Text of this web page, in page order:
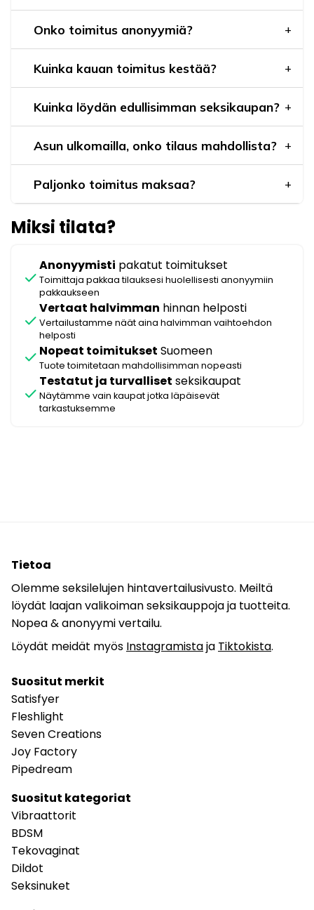
Onko toimitus anonyymiä?
Kuinka kauan toimitus kestää?
Kuinka löydän edullisimman seksikaupan?
Asun ulkomailla, onko tilaus mahdollista?
Paljonko toimitus maksaa?
Miksi tilata?
check
Anonyymisti pakatut toimitukset
Toimittaja pakkaa tilauksesi huolellisesti anonyymiin
pakkaukseen
check
Vertaat halvimman hinnan helposti
Vertailustamme näät aina halvimman vaihtoehdon
helposti
check Nopeat toimitukset Suomeen
Tuote toimitetaan mahdollisimman nopeasti
check
Testatut ja turvalliset seksikaupat
Näytämme vain kaupat jotka läpäisevät
tarkastuksemme
Tietoa
Olemme seksilelujen hintavertailusivusto. Meiltä
löydät laajan valikoiman seksikauppoja ja tuotteita.
Nopea & anonyymi vertailu.
Löydät meidät myös Instagramistaja Tiktokista.
Suositut merkit
Satisfyer
Fleshlight
Seven Creations
Joy Factory
Pipedream
Suositut kategoriat
Vibraattorit
BDSM
Tekovaginat
Dildot
Seksinuket